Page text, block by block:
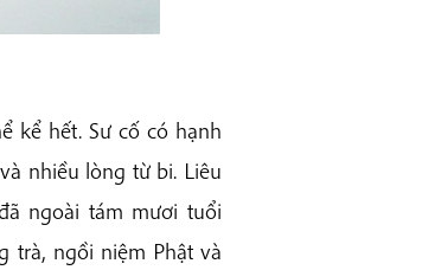
kể hết. Sư cố có hạnh
nhiều lòng từ bi. Liêu
ngoài tám mươi tuổi
trà, ngồi niệm Phật và